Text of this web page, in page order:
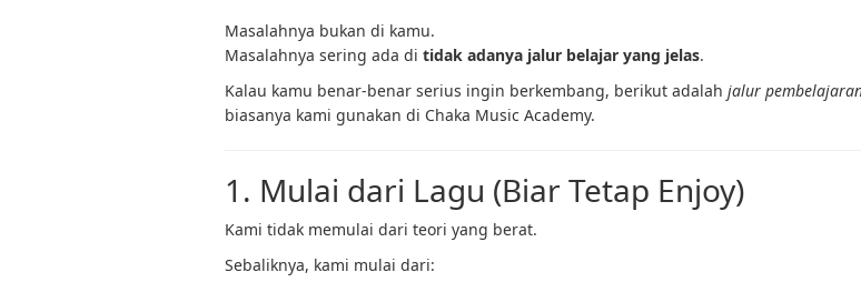
Masalahnya bukan di kamu.
Masalahnya sering ada di tidak adanya jalur belajar yang jelas.
Kalau kamu benar-benar serius ingin berkembang, berikut adalah jalur
biasanya kami gunakan di Chaka Music Academy.
1. Mulai dari Lagu (Biar Tetap Enjoy)
Kami tidak memulai dari teori yang berat.
Sebaliknya, kami mulai dari: